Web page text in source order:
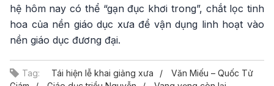
hệ hôm nay có thể “gạn đục khơi trong”, chắt lọc tinh
hoa của nền giáo dục xưa để vận dụng linh hoạt vào
nền giáo dục đương đại.
Tag: Tái hiện lễ khai giảng xưa
Văn Miếu – Quốc Tử